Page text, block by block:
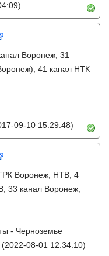
Воронеж, 31
41 канал НТК
09-10 15:29:48)
Воронеж, НТВ, 4
33 канал Воронеж,
- Черноземье
(2022-08-01 12:34:10)